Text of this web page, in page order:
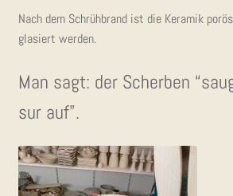
Nach dem Schrüh­brand ist die Kera­mik
gla­siert werden.
Man sagt: der Scher­ben
sur auf”.